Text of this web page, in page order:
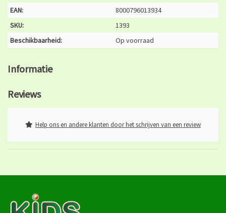
EAN:
8000796013934
SKU:
1393
Beschikbaarheid:
Op voorraad
Informatie
Reviews
Help ons en andere klanten door het schrijven van een review